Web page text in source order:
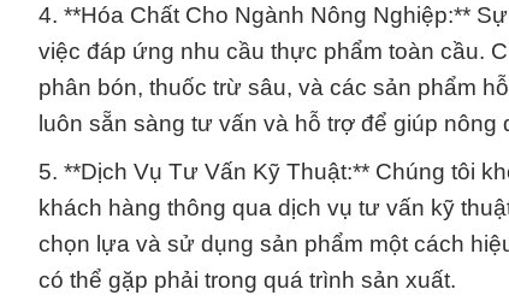
4. **Hóa Chất Cho Ngành Nông Nghiệp:**
việc đáp ứng nhu cầu thực phẩm toàn cầu.
phân bón, thuốc trừ sâu, và các sản phẩm
luôn sẵn sàng tư vấn và hỗ trợ để giúp
5. **Dịch Vụ Tư Vấn Kỹ Thuật:** Chúng tôi
khách hàng thông qua dịch vụ tư vấn kỹ
chọn lựa và sử dụng sản phẩm một cách
có thể gặp phải trong quá trình sản xuất.